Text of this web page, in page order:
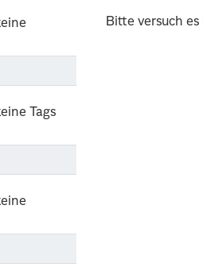
Tags
Bitte versuch